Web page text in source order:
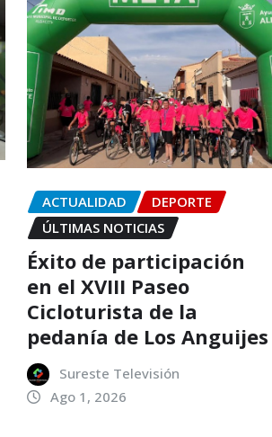
ACTUALIDAD
DEPORTE
ÚLTIMAS NOTICIAS
Éxito de participación
en el XVIII Paseo
Cicloturista de la
pedanía de Los Anguijes
Sureste Televisión
Ago 1, 2026